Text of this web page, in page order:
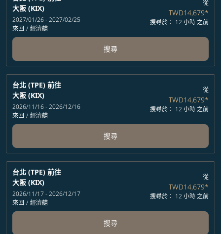
大阪 (KIX)
2027/01/26 - 2027/02/25
來回 / 經濟艙
從
TWD14,679*
搜尋於： 12 小時 之前
搜尋
台北 (TPE) 前往
大阪 (KIX)
2026/11/16 - 2026/12/16
來回 / 經濟艙
從
TWD14,679*
搜尋於： 12 小時 之前
搜尋
台北 (TPE) 前往
大阪 (KIX)
2026/11/17 - 2026/12/17
來回 / 經濟艙
從
TWD14,679*
搜尋於： 12 小時 之前
搜尋